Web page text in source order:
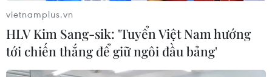
hình sống chung an toàn với dịch COVID-19 là khi tỷ lệ
tiêm vaccine phòng bệnh đạt 90% ở người cao tuổi và
80% ở người trưởng thành.
vietnamplus.vn
HLV Kim Sang-sik: 'Tuyển Việt Nam hướng
tới chiến thắng để giữ ngôi đầu bảng'